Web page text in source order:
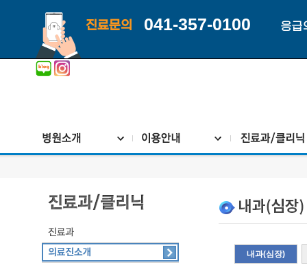
진료문의 041-357-0100 응급
내과(심장)